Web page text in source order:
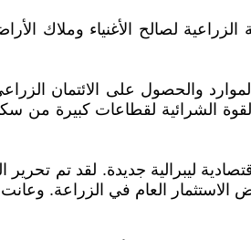
الزراعية لصالح الأغنياء وملاك
والحصول على الائتمان
الشرائية لقطاعات كبيرة
ليبرالية جديدة. لقد تم
العام في الزراعة.